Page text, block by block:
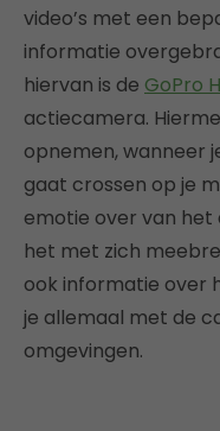
video’s met een
informatie
hiervan is de GoPro
actiecamera.
opnemen, wanneer
gaat crossen op je
emotie over van het
het met zich
ook informatie over
je allemaal met de
omgevingen.